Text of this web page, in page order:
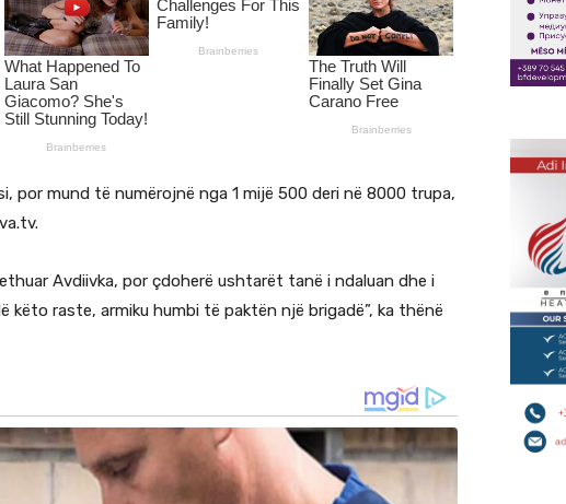
por mund të numërojnë nga 1 mijë 500 deri në 8000 trupa,
Avdiivka, por çdoherë ushtarët tanë i ndaluan dhe i
këto raste, armiku humbi të paktën një brigadë”, ka thënë